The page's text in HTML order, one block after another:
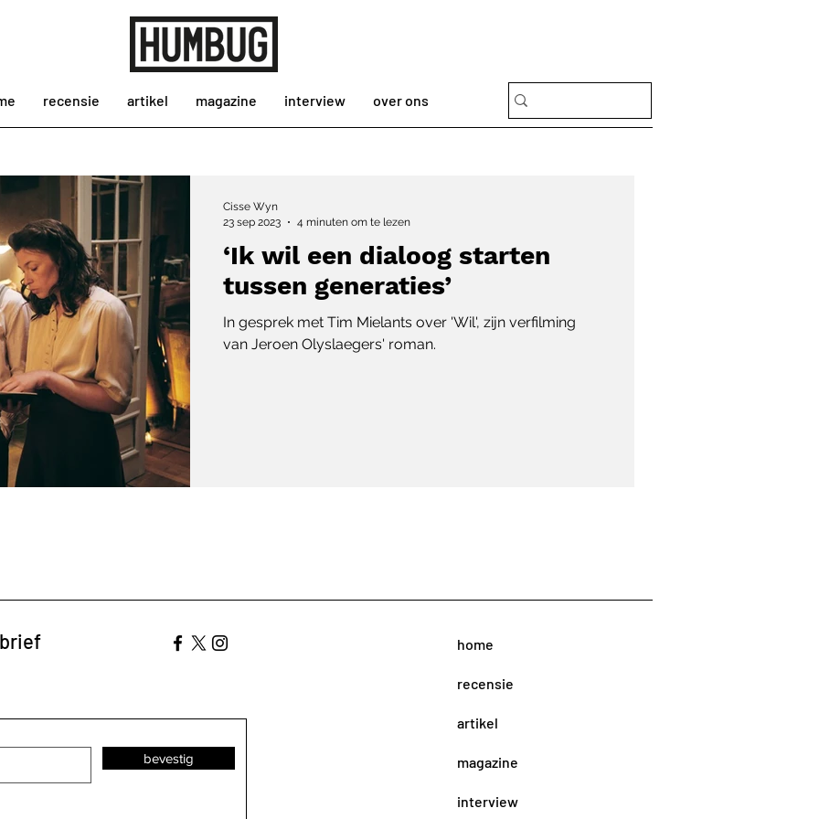
recensie artikel magazine interview over ons
‘Ik wil een dialoog starten
tussen generaties’
In gesprek met Tim Mielants over 'Wil', zijn verfilming
van Jeroen Olyslaegers' roman.
Cisse Wyn
23 sep 2023
4 minuten om te lezen
bevestig
home
recensie
artikel
magazine
interview